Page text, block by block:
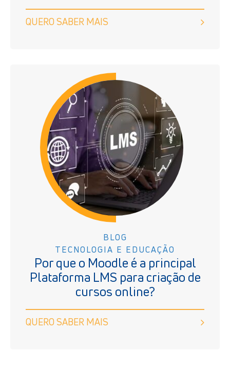
QUERO SABER MAIS
BLOG
TECNOLOGIA E EDUCAÇÃO
Por que o Moodle é a principal
Plataforma LMS para criação de
cursos online?
QUERO SABER MAIS